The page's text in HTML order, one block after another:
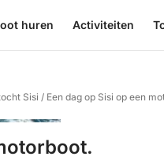
huren Activiteiten
Sisi / Een dag op Sisi op een